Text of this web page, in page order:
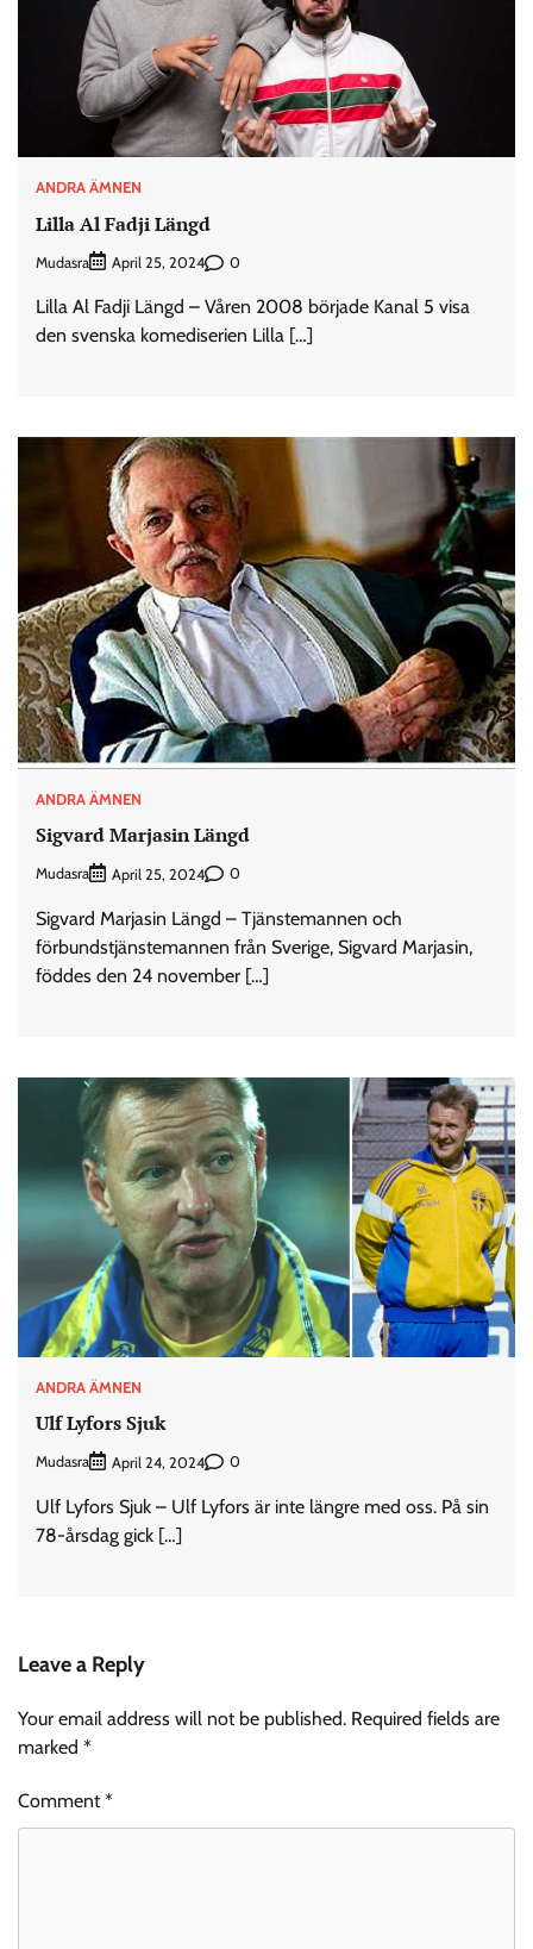
ANDRA ÄMNEN
Lilla Al Fadji Längd
Mudasra April 25, 2024 0
Lilla Al Fadji Längd – Våren 2008 började Kanal 5 visa
den svenska komediserien Lilla […]
ANDRA ÄMNEN
Sigvard Marjasin Längd
Mudasra April 25, 2024 0
Sigvard Marjasin Längd – Tjänstemannen och
förbundstjänstemannen från Sverige, Sigvard Marjasin,
föddes den 24 november […]
ANDRA ÄMNEN
Ulf Lyfors Sjuk
Mudasra April 24, 2024 0
Ulf Lyfors Sjuk – Ulf Lyfors är inte längre med oss. På sin
78-årsdag gick […]
Leave a Reply
Your email address will not be published. Required fields are
marked *
Comment*